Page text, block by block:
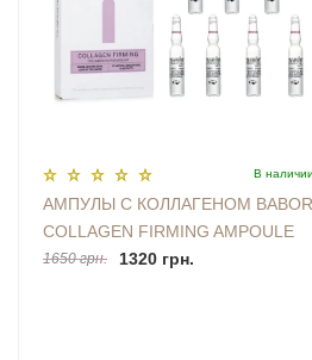
В наличии
АМПУЛЫ С КОЛЛАГЕНОМ BABOR
COLLAGEN FIRMING AMPOULE
7X2 ML
1650 грн. 1320 грн.